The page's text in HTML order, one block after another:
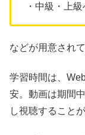
・中級・上
などが用意され
学習時間は、
安。動画は期間
し視聴すること